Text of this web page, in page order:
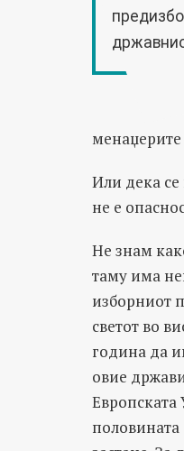
Или дека
не е
Не знам
таму има
изборниот
светот во
година да
овие
половината